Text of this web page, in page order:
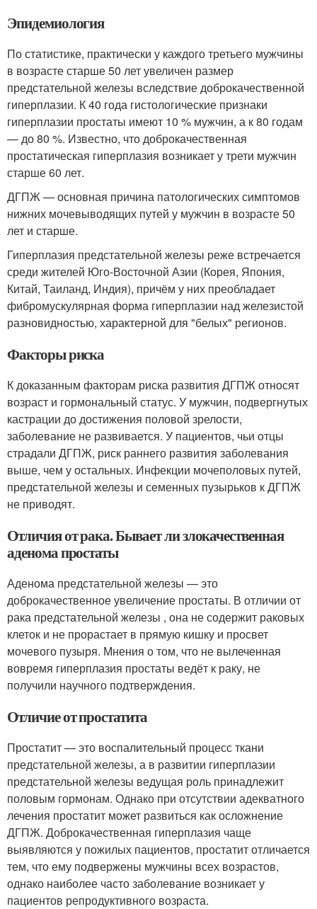
Эпидемиология
По статистике, практически у каждого третьего мужчины
в возрасте старше 50 лет увеличен размер
предстательной железы вследствие доброкачественной
гиперплазии. К 40 года гистологические признаки
гиперплазии простаты имеют 10 % мужчин, а к 80 годам
— до 80 %. Известно, что доброкачественная
простатическая гиперплазия возникает у трети мужчин
старше 60 лет.
ДГПЖ — основная причина патологических симптомов
нижних мочевыводящих путей у мужчин в возрасте 50
лет и старше.
Гиперплазия предстательной железы реже встречается
среди жителей Юго-Восточной Азии (Корея, Япония,
Китай, Таиланд, Индия), причём у них преобладает
фибромускулярная форма гиперплазии над железистой
разновидностью, характерной для "белых" регионов.
Факторы риска
К доказанным факторам риска развития ДГПЖ относят
возраст и гормональный статус. У мужчин, подвергнутых
кастрации до достижения половой зрелости,
заболевание не развивается. У пациентов, чьи отцы
страдали ДГПЖ, риск раннего развития заболевания
выше, чем у остальных. Инфекции мочеполовых путей,
предстательной железы и семенных пузырьков к ДГПЖ
не приводят.
Отличия от рака. Бывает ли злокачественная
аденома простаты
Аденома предстательной железы — это
доброкачественное увеличение простаты. В отличии от
рака предстательной железы , она не содержит раковых
клеток и не прорастает в прямую кишку и просвет
мочевого пузыря. Мнения о том, что не вылеченная
вовремя гиперплазия простаты ведёт к раку, не
получили научного подтверждения.
Отличие от простатита
Простатит — это воспалительный процесс ткани
предстательной железы, а в развитии гиперплазии
предстательной железы ведущая роль принадлежит
половым гормонам. Однако при отсутствии адекватного
лечения простатит может развиться как осложнение
ДГПЖ. Доброкачественная гиперплазия чаще
выявляются у пожилых пациентов, простатит отличается
тем, что ему подвержены мужчины всех возрастов,
однако наиболее часто заболевание возникает у
пациентов репродуктивного возраста.